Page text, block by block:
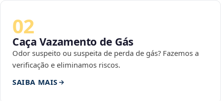
02
Caça Vazamento de Gás
Odor suspeito ou suspeita de perda de gás? Fazemos a
verificação e eliminamos riscos.
SAIBA MAIS